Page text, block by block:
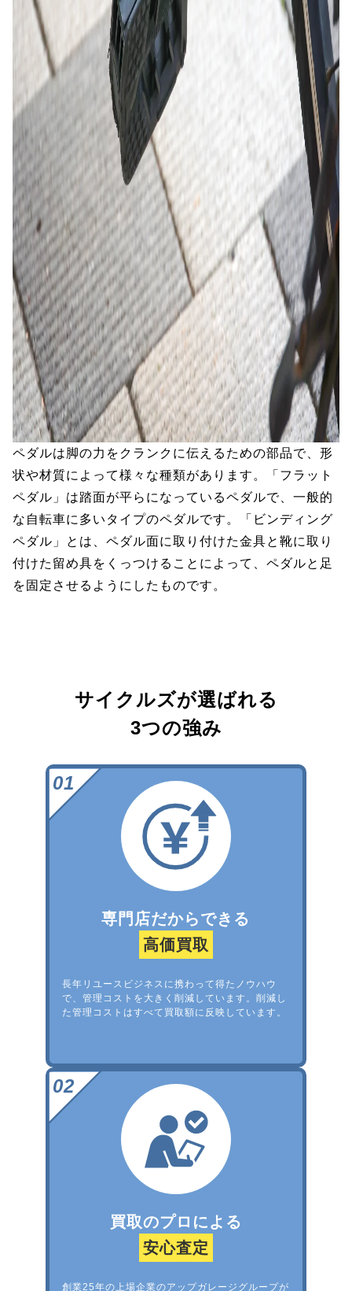
ペダルは脚の力をクランクに伝えるための部品で、形
状や材質によって様々な種類があります。「フラット
ペダル」は踏面が平らになっているペダルで、一般的
な自転車に多いタイプのペダルです。「ビンディング
ペダル」とは、ペダル面に取り付けた金具と靴に取り
付けた留め具をくっつけることによって、ペダルと足
を固定させるようにしたものです。
サイクルズが選ばれる
3つの強み
専門店だからできる
高価買取
長年リユースビジネスに携わって得たノウハウ
で、管理コストを大きく削減しています。削減し
た管理コストはすべて買取額に反映しています。
買取のプロによる
安心査定
創業25年の上場企業のアップガレージグループが